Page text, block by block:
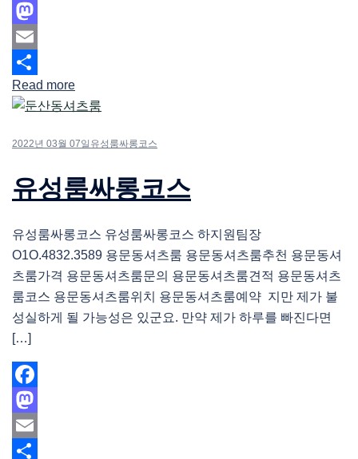
Facebook
Mastodon
Email
Share
Read more
2022년 03월 07일 유성룸싸롱코스
유성룸싸롱코스
유성룸싸롱코스 유성룸싸롱코스 하지원팀장
O1O.4832.3589 용문동셔츠룸 용문동셔츠룸추천 용문동셔
츠룸가격 용문동셔츠룸문의 용문동셔츠룸견적 용문동셔츠
룸코스 용문동셔츠룸위치 용문동셔츠룸예약 지만 제가 불
성실하게 될 가능성은 있군요. 만약 제가 하루를 빠진다면
[…]
Facebook
Mastodon
Email